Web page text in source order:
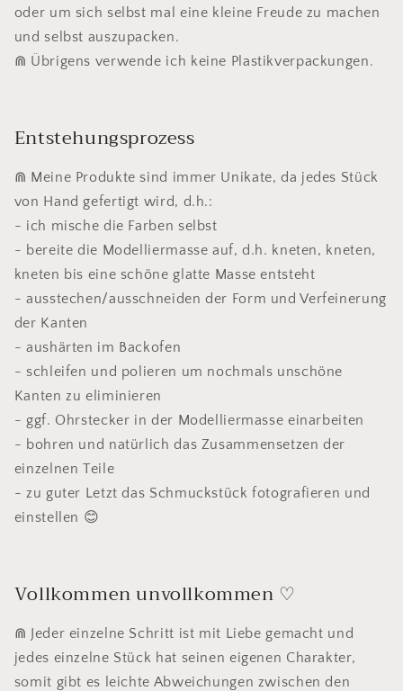
oder um sich selbst mal eine kleine Freude zu machen
und selbst auszupacken.
⋒ Übrigens verwende ich keine Plastikverpackungen.
Entstehungsprozess
⋒ Meine Produkte sind immer Unikate, da jedes Stück
von Hand gefertigt wird, d.h.:
- ich mische die Farben selbst
- bereite die Modelliermasse auf, d.h. kneten, kneten,
kneten bis eine schöne glatte Masse entsteht
- ausstechen/ausschneiden der Form und Verfeinerung
der Kanten
- aushärten im Backofen
- schleifen und polieren um nochmals unschöne
Kanten zu eliminieren
- ggf. Ohrstecker in der Modelliermasse einarbeiten
- bohren und natürlich das Zusammensetzen der
einzelnen Teile
- zu guter Letzt das Schmuckstück fotografieren und
einstellen 😊
Vollkommen unvollkommen ♡
⋒ Jeder einzelne Schritt ist mit Liebe gemacht und
jedes einzelne Stück hat seinen eigenen Charakter,
somit gibt es leichte Abweichungen zwischen den